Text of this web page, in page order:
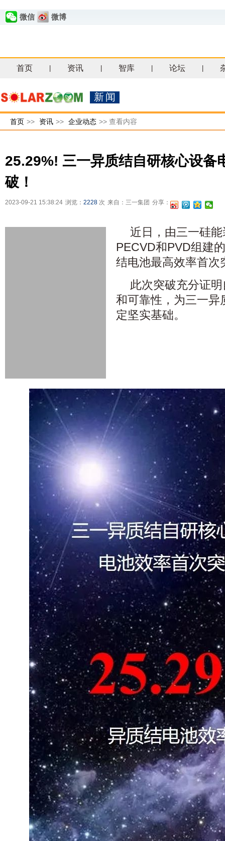
微信 微博
首页 资讯 智库 论坛
新闻
首页 >> 资讯 >> 企业动态 >> 查看内容
25.29%! 三一异质结自研核心设备
破！
2023-09-21 15:38:24 浏览： 2228 次 来自：三一集团 分享：
近日，由三一硅
PECVD和PVD组建
结电池最高效率首次
此次突破充分证
和可靠性，为三一异
定坚实基础。